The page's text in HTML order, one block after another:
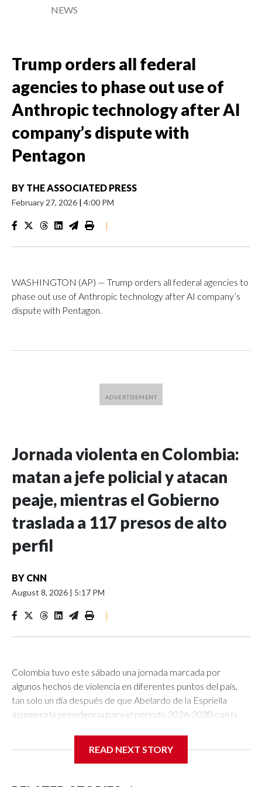
NEWS
Trump orders all federal
agencies to phase out use of
Anthropic technology after AI
company’s dispute with
Pentagon
BY THE ASSOCIATED PRESS
February 27, 2026 | 4:00 PM
|
WASHINGTON (AP) — Trump orders all federal agencies to
phase out use of Anthropic technology after AI company’s
dispute with Pentagon.
Jornada violenta en Colombia:
matan a jefe policial y atacan
peaje, mientras el Gobierno
traslada a 117 presos de alto
perfil
BY CNN
August 8, 2026 | 5:17 PM
|
Colombia tuvo este sábado una jornada marcada por
algunos hechos de violencia en diferentes puntos del país,
tan solo un día después de que Abelardo de la Espriella
asumiera la presidencia para el período 2026-2030 con la
ataque con explosivos lanzados con drones hacia una
Argemiro Rodelo Canchila, informó la Policía Nacional en su
READ NEXT STORY